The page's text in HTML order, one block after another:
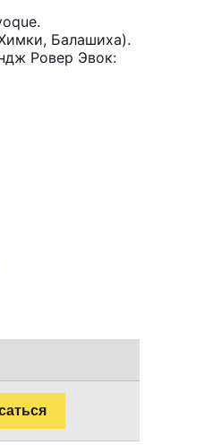
Балашиха).
Ровер Эвок: